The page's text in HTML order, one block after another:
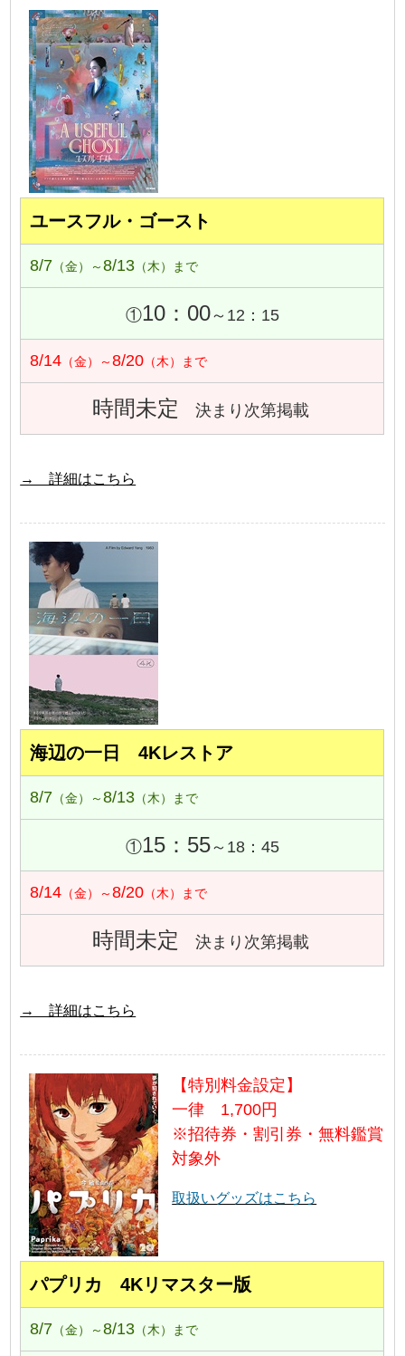
ユースフル・ゴースト
8/7 （金）～8/13 （木）まで
①10：00～12：15
8/14 （金）～8/20 （木）まで
時間未定 決まり次第掲載
→ 詳細はこちら
海辺の一日 4Kレストア
8/7 （金）～8/13 （木）まで
①15：55～18：45
8/14 （金）～8/20 （木）まで
時間未定 決まり次第掲載
→ 詳細はこちら
【特別料金設定】
一律 1,700円
※招待券・割引券・無料鑑賞
対象外
取扱いグッズはこちら
パプリカ 4Kリマスター版
8/7 （金）～8/13 （木）まで